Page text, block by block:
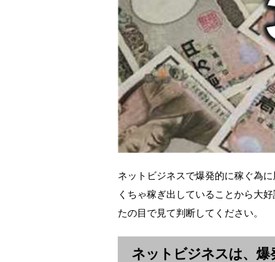
ネットビジネスで爆発的に稼ぐ為
くちゃ稼ぎ出していることから大
たの目で見て判断してください。
ネットビジネスは、爆